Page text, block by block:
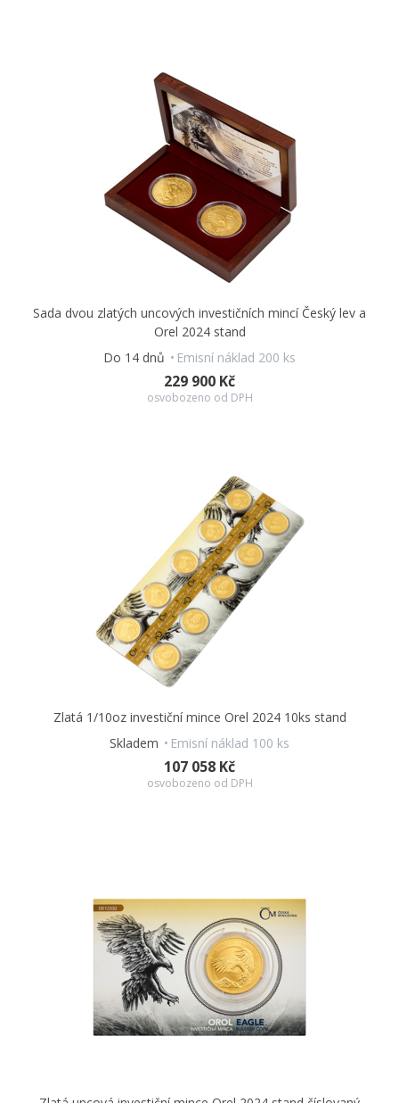
Sada dvou zlatých uncových investičních mincí Český lev a
Orel 2024 stand
Do 14 dnů
Emisní náklad 200 ks
229 900 Kč
osvobozeno od DPH
Zlatá 1/10oz investiční mince Orel 2024 10ks stand
Skladem
Emisní náklad 100 ks
107 058 Kč
osvobozeno od DPH